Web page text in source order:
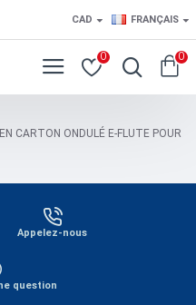
CAD FRANÇAIS
0 0
CARTON ONDULÉ E-FLUTE POUR
Appelez-nous
question